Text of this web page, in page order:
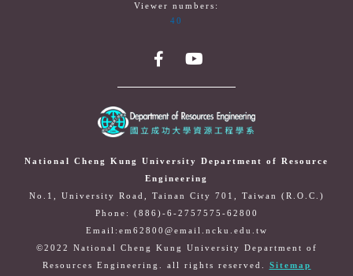
Viewer numbers:
40
National Cheng Kung University Department of Resource
Engineering
No.1, University Road, Tainan City 701, Taiwan (R.O.C.)
Phone: (886)-6-2757575-62800
Email:em62800@email.ncku.edu.tw
©2022 National Cheng Kung University Department of
Resources Engineering. all rights reserved. Sitemap